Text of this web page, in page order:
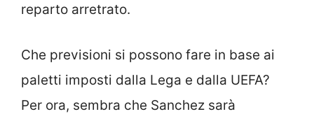
reparto arretrato.
Che previsioni si possono fare in base ai
paletti imposti dalla Lega e dalla UEFA?
Per ora, sembra che Sanchez sarà